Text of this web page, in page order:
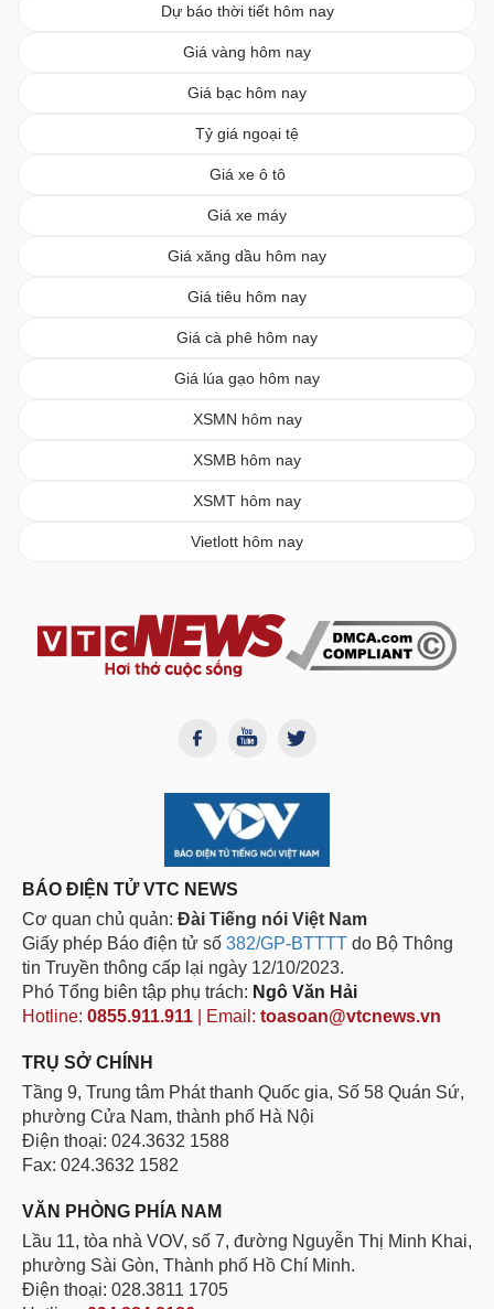
Dự báo thời tiết hôm nay
Giá vàng hôm nay
Giá bạc hôm nay
Tỷ giá ngoại tệ
Giá xe ô tô
Giá xe máy
Giá xăng dầu hôm nay
Giá tiêu hôm nay
Giá cà phê hôm nay
Giá lúa gạo hôm nay
XSMN hôm nay
XSMB hôm nay
XSMT hôm nay
Vietlott hôm nay
BÁO ĐIỆN TỬ VTC NEWS
Cơ quan chủ quản: Đài Tiếng nói Việt Nam
Giấy phép Báo điện tử số 382/GP-BTTTT do Bộ Thông
tin Truyền thông cấp lại ngày 12/10/2023.
Phó Tổng biên tập phụ trách: Ngô Văn Hải
Hotline: 0855.911.911 | Email: toasoan@vtcnews.vn
TRỤ SỞ CHÍNH
Tầng 9, Trung tâm Phát thanh Quốc gia, Số 58 Quán Sứ,
phường Cửa Nam, thành phố Hà Nội
Điện thoại: 024.3632 1588
Fax: 024.3632 1582
VĂN PHÒNG PHÍA NAM
Lầu 11, tòa nhà VOV, số 7, đường Nguyễn Thị Minh Khai,
phường Sài Gòn, Thành phố Hồ Chí Minh.
Điện thoại: 028.3811 1705